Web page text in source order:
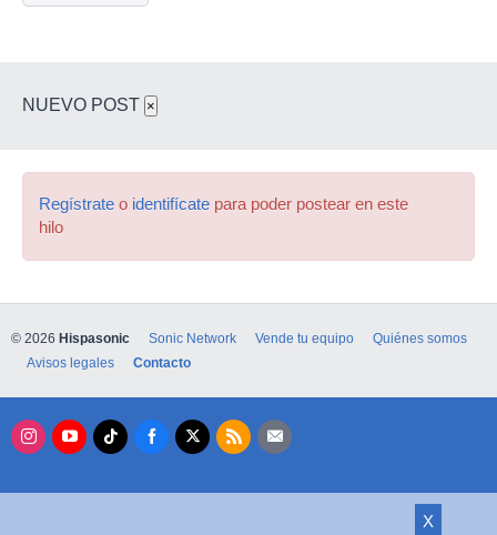
NUEVO POST ×
Regístrate o identifícate para poder postear en este
hilo
X
© 2026 Hispasonic Sonic Network Vende tu equipo
Quiénes somos
Avisos legales
Contacto